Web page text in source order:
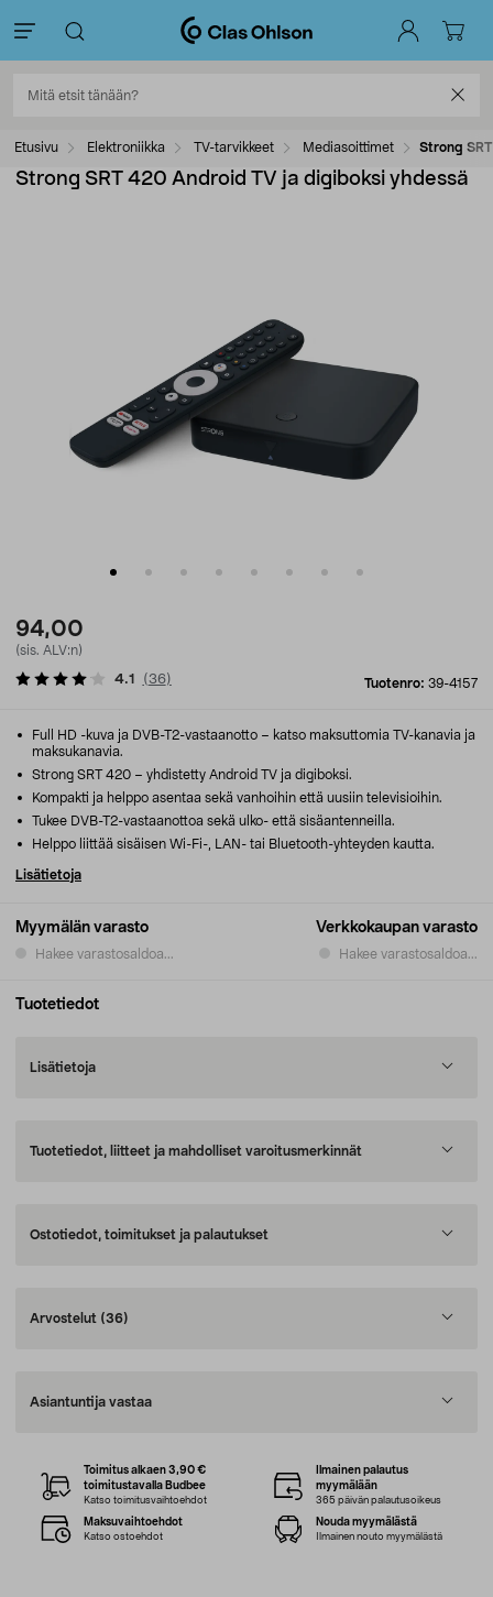
Etusivu Elektroniikka TV-tarvikkeet Mediasoittimet Strong
Strong SRT 420 Android TV ja digiboksi yhdessä
94,00
(sis. ALV:n)
Tuotenro: 39-4157
4.1 (36)
Myymälän varasto
Hakee varastosaldoa...
Verkkokaupan varasto
Hakee varastosaldoa...
Full HD -kuva ja DVB-T2-vastaanotto – katso maksuttomia TV-kanavia ja
maksukanavia.
Strong SRT 420 – yhdistetty Android TV ja digiboksi.
Kompakti ja helppo asentaa sekä vanhoihin että uusiin televisioihin.
Tukee DVB-T2-vastaanottoa sekä ulko- että sisäantenneilla.
Helppo liittää sisäisen Wi-Fi-, LAN- tai Bluetooth-yhteyden kautta.
Lisätietoja
Tuotetiedot
Lisätietoja
Tuotetiedot, liitteet ja mahdolliset varoitusmerkinnät
Ostotiedot, toimitukset ja palautukset
Arvostelut (36)
Asiantuntija vastaa
Toimitus alkaen 3,90 €
toimitustavalla Budbee
Katso toimitusvaihtoehdot
Ilmainen palautus
myymälään
365 päivän palautusoikeus
Maksuvaihtoehdot
Katso ostoehdot
Nouda myymälästä
Ilmainen nouto myymälästä